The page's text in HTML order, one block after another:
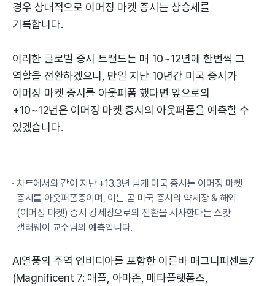
경우 상대적으로 이머징 마켓 증시는 상승세를
기록합니다.
이러한 글로벌 증시 트랜드는 매 10~12년에 한번씩 그
역할을 전환하겠으니, 만일 지난 10년간 미국 증시가
이머징 마켓 증시를 아웃퍼폼 했다면 앞으로의
+10~12년은 이머징 마켓 증시의 아웃퍼폼을 예측할 수
있겠습니다.
차트에서와 같이 지난 +13.3년 넘게 미국 증시는 이머징 마켓
증시를 아웃퍼폼중이며, 이는 곧 미국 증시의 약세장 & 해외
(이머징 마켓) 증시 강세장으로의 전환을 시사한다는 스캇
갤러웨이 교수님의 예측입니다.
AI열풍의 주역 엔비디아를 포함한 이른바 매그니피센트7
(Magnificent 7: 애플, 아마존, 메타플랫폼즈,